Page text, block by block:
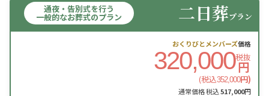
通夜・告別式を行う
一般的なお葬式のプラン 二日葬プラン
おくりびとメンバーズ価格
320,000税抜
円
(税込352,000円)
通常価格 税込517,000円